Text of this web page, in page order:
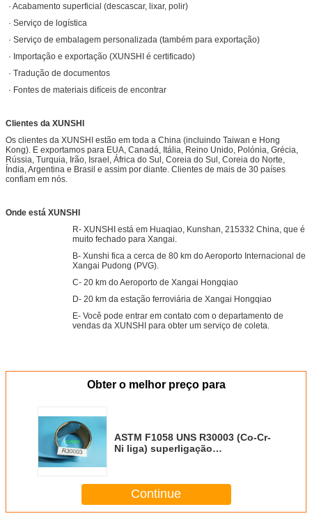
· Acabamento superficial (descascar, lixar, polir)
· Serviço de logística
· Serviço de embalagem personalizada (também para exportação)
· Importação e exportação (XUNSHI é certificado)
· Tradução de documentos
· Fontes de materiais difíceis de encontrar
Clientes da XUNSHI
Os clientes da XUNSHI estão em toda a China (incluindo Taiwan e Hong
Kong). E exportamos para EUA, Canadá, Itália, Reino Unido, Polónia, Grécia,
Rússia, Turquia, Irão, Israel, África do Sul, Coreia do Sul, Coreia do Norte,
Índia, Argentina e Brasil e assim por diante. Clientes de mais de 30 países
confiam em nós.
Onde está XUNSHI
R- XUNSHI está em Huaqiao, Kunshan, 215332 China, que é
muito fechado para Xangai.
B- Xunshi fica a cerca de 80 km do Aeroporto Internacional de
Xangai Pudong (PVG).
C- 20 km do Aeroporto de Xangai Hongqiao
D- 20 km da estação ferroviária de Xangai Hongqiao
E- Você pode entrar em contato com o departamento de
vendas da XUNSHI para obter um serviço de coleta.
Obter o melhor preço para
ASTM F1058 UNS R30003 (Co-Cr-
Ni liga) superligação
Continue